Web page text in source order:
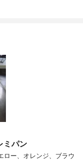
ミパン
ロー、オレンジ、ブラウ